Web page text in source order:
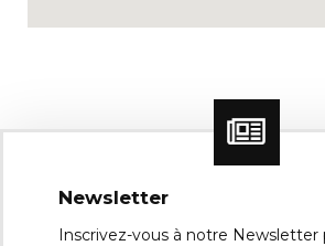
Newsletter
Inscrivez-vous à notre Newsletter